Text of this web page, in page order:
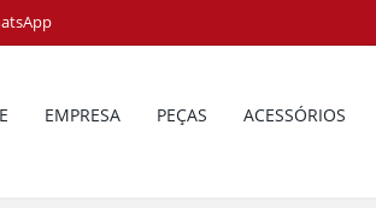
EMPRESA PEÇAS ACESSÓRIOS